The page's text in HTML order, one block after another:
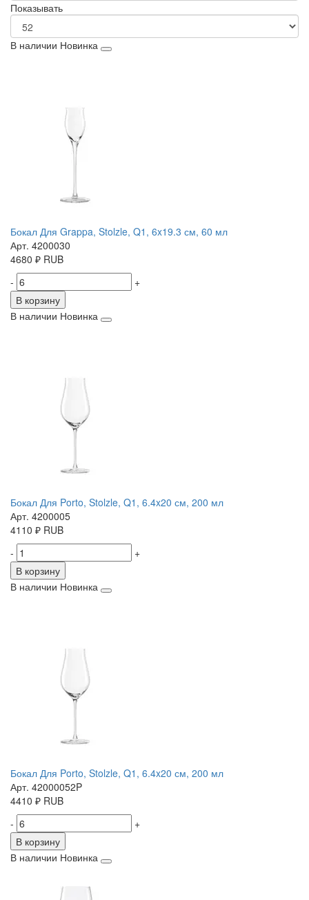
Показывать
В наличии Новинка
Бокал Для Grappa, Stolzle, Q1, 6x19.3 см, 60 мл
Арт. 4200030
4680 ₽ RUB
-
+
В корзину
В наличии Новинка
Бокал Для Porto, Stolzle, Q1, 6.4x20 см, 200 мл
Арт. 4200005
4110 ₽ RUB
-
+
В корзину
В наличии Новинка
Бокал Для Porto, Stolzle, Q1, 6.4x20 см, 200 мл
Арт. 42000052P
4410 ₽ RUB
-
+
В корзину
В наличии Новинка